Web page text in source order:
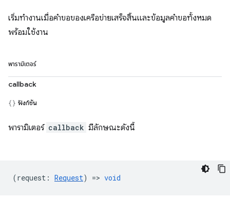
เริ่มทำงานเมื่อคำขอของเครือข่ายเสร็จสิ้นและข้อมูลคำขอทั้งหมด
พร้อมใช้งาน
พารามิเตอร์
callback
ฟังก์ชัน
พารามิเตอร์ callback มีลักษณะดังนี้
(request : Request) => void